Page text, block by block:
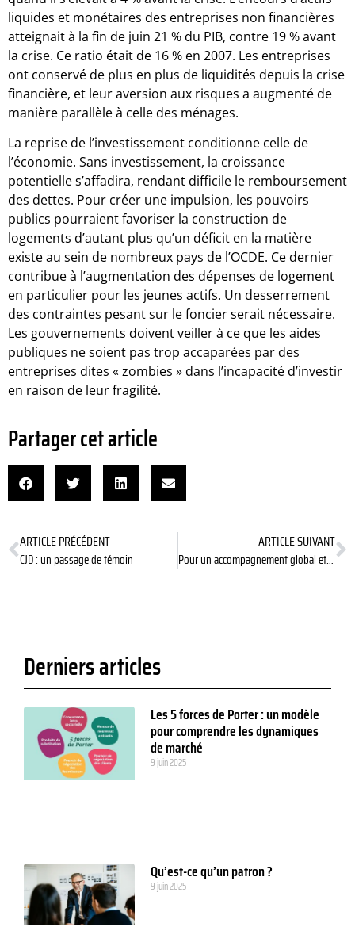
liquides et monétaires des entreprises non financières
atteignait à la fin de juin 21 % du PIB, contre 19 % avant
la crise. Ce ratio était de 16 % en 2007. Les entreprises
ont conservé de plus en plus de liquidités depuis la crise
financière, et leur aversion aux risques a augmenté de
manière parallèle à celle des ménages.
La reprise de l’investissement conditionne celle de
l’économie. Sans investissement, la croissance
potentielle s’affadira, rendant difficile le remboursement
des dettes. Pour créer une impulsion, les pouvoirs
publics pourraient favoriser la construction de
logements d’autant plus qu’un déficit en la matière
existe au sein de nombreux pays de l’OCDE. Ce dernier
contribue à l’augmentation des dépenses de logement
en particulier pour les jeunes actifs. Un desserrement
des contraintes pesant sur le foncier serait nécessaire.
Les gouvernements doivent veiller à ce que les aides
publiques ne soient pas trop accaparées par des
entreprises dites « zombies » dans l’incapacité d’investir
en raison de leur fragilité.
Partager cet article
ARTICLE PRÉCÉDENT
CJD : un passage de témoin
ARTICLE SUIVANT
Pour un accompagnement global et de qualité pour les personnes en situation de handicap intellectuel et cognitif et leurs aidants familiaux
Derniers articles
Les 5 forces de Porter : un modèle
pour comprendre les dynamiques
de marché
9 juin 2025
Qu’est-ce qu’un patron ?
9 juin 2025